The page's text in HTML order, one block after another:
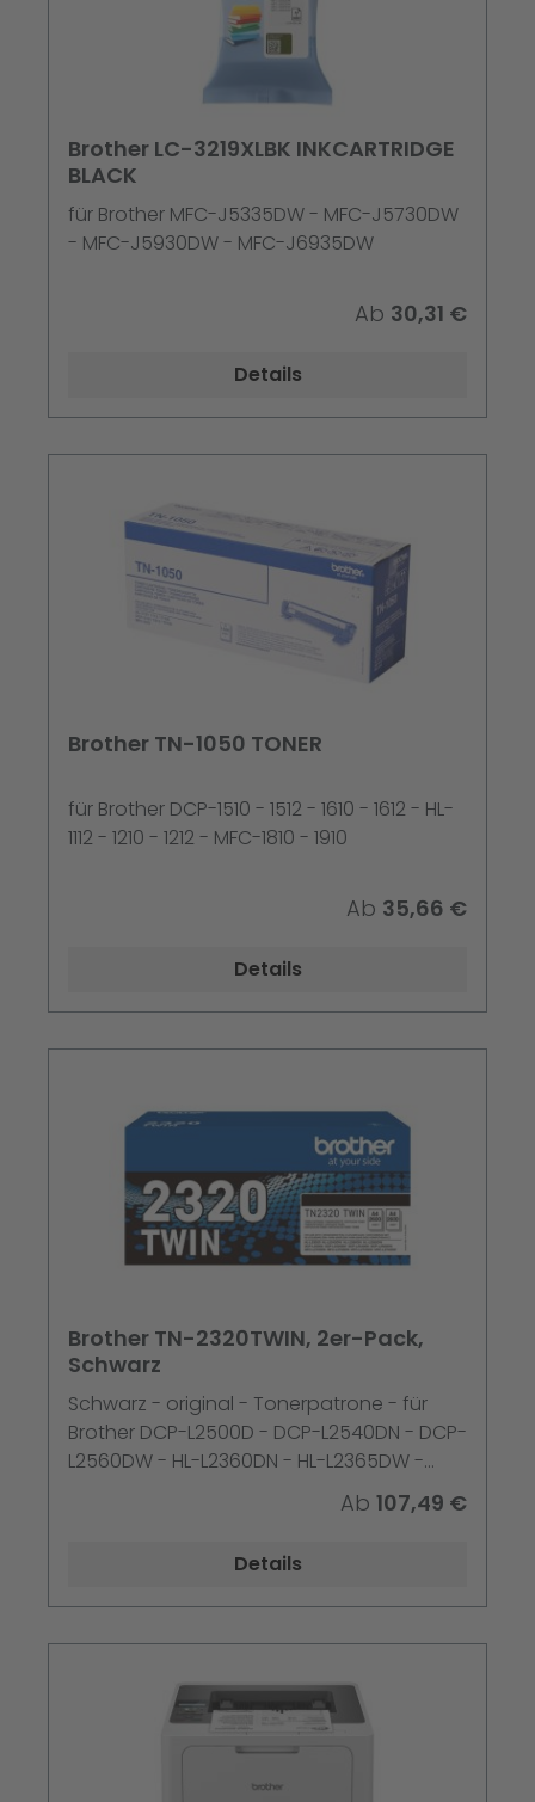
Brother LC-3219XLBK INKCARTRIDGE
BLACK
für Brother MFC-J5335DW - MFC-J5730DW
- MFC-J5930DW - MFC-J6935DW
Ab 30,31 €
Details
Brother TN-1050 TONER
für Brother DCP-1510 - 1512 - 1610 - 1612 - HL-
1112 - 1210 - 1212 - MFC-1810 - 1910
Ab 35,66 €
Details
Brother TN-2320TWIN, 2er-Pack,
Schwarz
Schwarz - original - Tonerpatrone - für
Brother DCP-L2500D - DCP-L2540DN - DCP-
L2560DW - HL-L2360DN - HL-L2365DW -
Ab 107,49 €
Details